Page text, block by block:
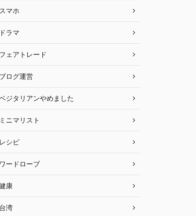
スマホ
ドラマ
フェアトレード
ブログ運営
ジタリアンやめました
ミニマリスト
レシピ
ワードローブ
康
台湾